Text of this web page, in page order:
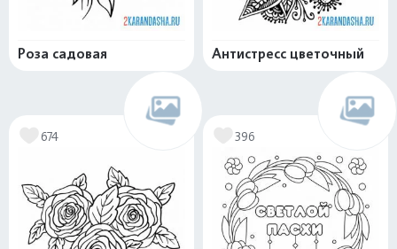
Роза садовая Антистресс цветочный
674 396